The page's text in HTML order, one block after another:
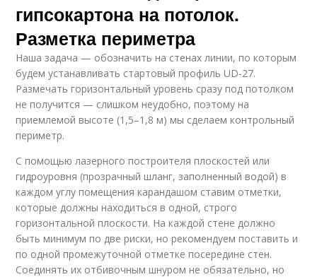
гипсокартона на потолок.
Разметка периметра
Наша задача — обозначить на стенах линии, по которым
будем устанавливать стартовый профиль UD-27.
Размечать горизонтальный уровень сразу под потолком
не получится — слишком неудобно, поэтому на
приемлемой высоте (1,5–1,8 м) мы сделаем контрольный
периметр.
С помощью лазерного построителя плоскостей или
гидроуровня (прозрачный шланг, заполненный водой) в
каждом углу помещения карандашом ставим отметки,
которые должны находиться в одной, строго
горизонтальной плоскости. На каждой стене должно
быть минимум по две риски, но рекомендуем поставить и
по одной промежуточной отметке посередине стен.
Соединять их отбивочным шнуром не обязательно, но